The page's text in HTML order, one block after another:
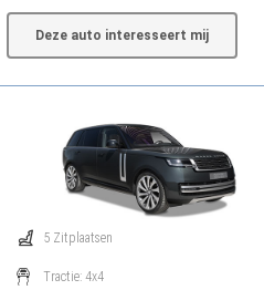
Deze auto interesseert mij
5 Zitplaatsen
Tractie: 4x4